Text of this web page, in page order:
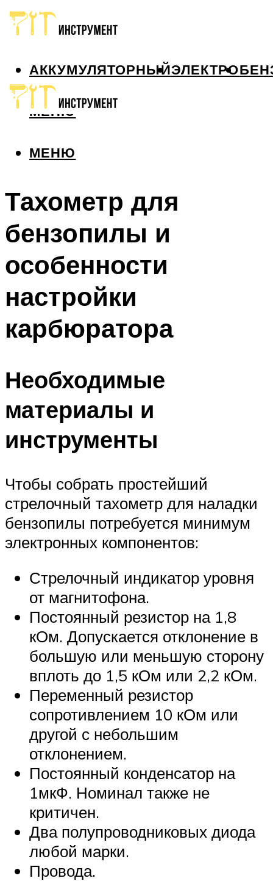
АККУМУЛЯТОРНЫЙЭЛЕКТРО
МЕНЮ
МЕНЮ
Тахометр для
бензопилы и
особенности
настройки
карбюратора
Необходимые
материалы и
инструменты
Чтобы собрать простейший
стрелочный тахометр для наладки
бензопилы потребуется минимум
электронных компонентов:
Стрелочный индикатор уровня
от магнитофона.
Постоянный резистор на 1,8
кОм. Допускается отклонение в
большую или меньшую сторону
вплоть до 1,5 кОм или 2,2 кОм.
Переменный резистор
сопротивлением 10 кОм или
другой с небольшим
отклонением.
Постоянный конденсатор на
1мкФ. Номинал также не
критичен.
Два полупроводниковых диода
любой марки.
Провода.